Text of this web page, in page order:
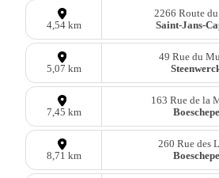
4,54 km
2266 Route du
Saint-Jans-
5,07 km
49 Rue du
7,45 km
163 Rue de la
Boeschepe
8,71 km
260 Rue des
Boeschepe